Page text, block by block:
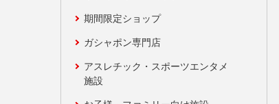
期間限定ショップ
ガシャポン専門店
アスレチック・スポーツエンタメ
施設